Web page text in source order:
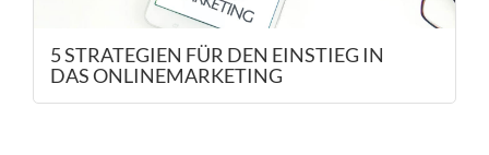
5 STRATEGIEN FÜR DEN EINSTIEG IN
DAS ONLINEMARKETING